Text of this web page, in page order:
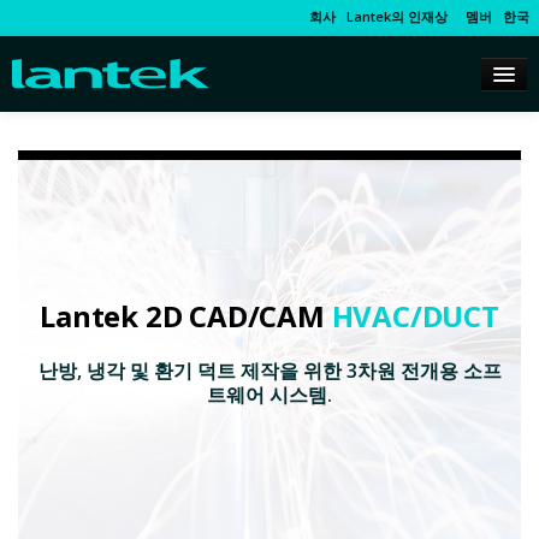
회사 Lantek의 인재상 멤버 한국
Lantek 2D CAD/CAM HVAC/DUCT
난방, 냉각 및 환기 덕트 제작을 위한 3차원 전개용 소프
트웨어 시스템.